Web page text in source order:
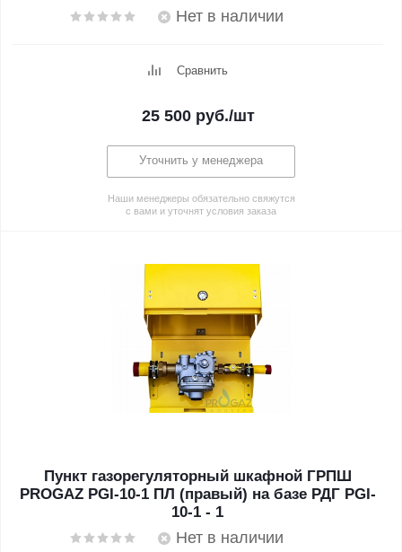
Нет в наличии
Сравнить
25 500руб./шт
Уточнить у менеджера
Наши менеджеры обязательно свяжутся
с вами и уточнят условия заказа
Пункт газорегуляторный шкафной ГРПШ
PROGAZ PGI-10-1 ПЛ (правый) на базе РДГ PGI-
10-1 - 1
Нет в наличии